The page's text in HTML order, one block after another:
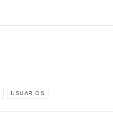
USUARIOS